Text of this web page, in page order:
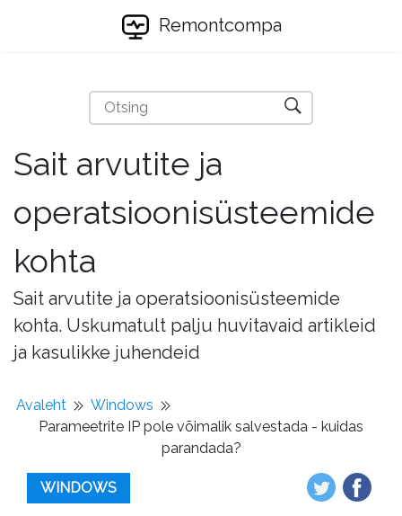
Remontcompa
Sait arvutite ja
operatsioonisüsteemide
kohta
Sait arvutite ja operatsioonisüsteemide
kohta. Uskumatult palju huvitavaid artikleid
ja kasulikke juhendeid
Avaleht
Windows
Parameetrite IP pole võimalik salvestada - kuidas
parandada?
WINDOWS